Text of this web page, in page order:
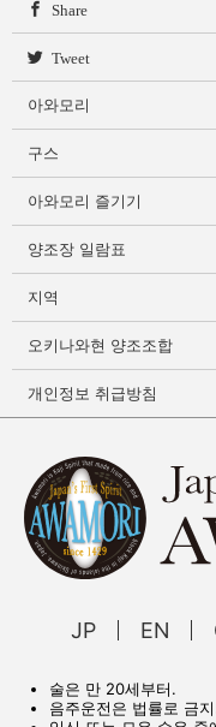
Share
Tweet
아와모리
구스
아와모리 즐기기
양조장 일람표
지역
오키나와현 양조조합
개인정보 취급방침
JP EN
술은 만 20세부터.
음주운전은 법률로 금